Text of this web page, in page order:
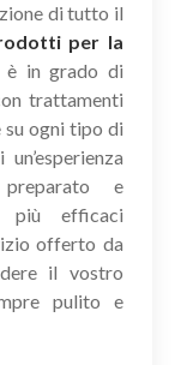
di tutto il
per la
è in grado di
trattamenti
ogni tipo di
e
più efficaci
offerto da
il vostro
pulito e